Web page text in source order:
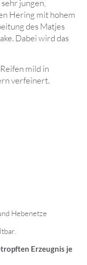
Hebenetze
Erzeugnis je
jungen,
Hering mit hohem
des Matjes
Dabei wird das
mild in
verfeinert.